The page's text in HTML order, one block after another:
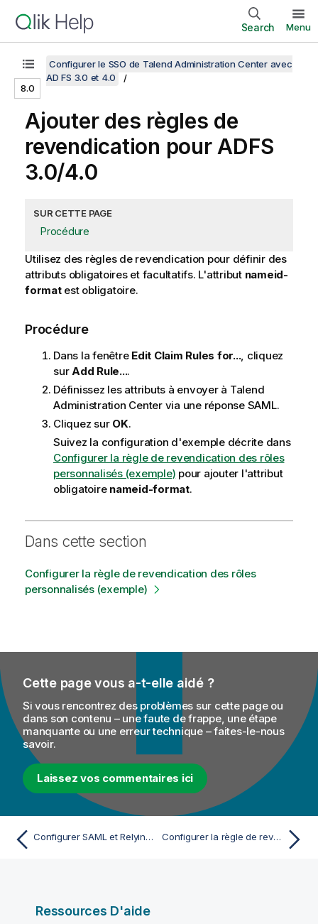
Search Menu
8.0
Configurer le SSO de Talend Administration Center avec
AD FS 3.0 et 4.0
Ajouter des règles de
revendication pour ADFS
3.0/4.0
SUR CETTE PAGE
Procédure
Utilisez des règles de revendication pour définir des
attributs obligatoires et facultatifs. L'attribut nameid-
formatest obligatoire.
Procédure
Dans la fenêtre Edit Claim Rules for..., cliquez
surAdd Rule....
Définissez les attributs à envoyer à Talend
Administration Centervia une réponse SAML.
Cliquez sur OK.
Suivez la configuration d'exemple décrite dans
Configurer la règle de revendication des rôles
personnalisés (exemple) pour ajouter l'attribut
obligatoire nameid-format.
Dans cette section
Configurer la règle de revendication des rôles
personnalisés (exemple)
Cette page vous a-t-elle aidé ?
Si vous rencontrez des problèmes sur cette page ou
dans son contenu – une faute de frappe, une étape
manquante ou une erreur technique – faites-le-nous
savoir.
Laissez vos commentaires ici
Configurer SAML et Relying Party Trust Configurer la règle de revendication des rôles personnalisés (exemple)
Ressources D'aide